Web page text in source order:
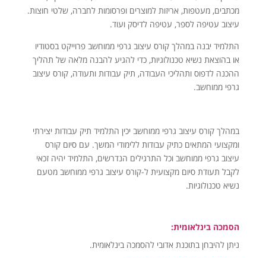
מכתבים, מעטפות, אריזות למוצרים ופרסומות לחברה, שלטי חוצות.
עיצוב עטיפה לספר, עטיפה לדיסק ועוד.
התלמיד יבנה במהלך קורס עיצוב גרפי ממוחשב פרוייקט בסטודיו
או בהוצאת נשיא טכנולוגיות, כדי להגיע להבנה מלאה של תהליך
ההכנה לדפוס ותהליכי העבודה, תיק עבודות ותעודה, קורס עיצוב
גרפי ממוחשב.
במהלך קורס עיצוב גרפי ממוחשב יכין התלמיד תיק עבודות יצירתי
ומקצועי המתאים כתיק עבודות ללימודי המשך. עם סיום קורס
עיצוב גרפי ממוחשב וכל התרגילים הנדרשים, התלמיד יהיה זכאי
לקבל תעודת סיום מקצועית ל-קורס עיצוב גרפי ממוחשב מטעם
נשיא טכנולוגיות.
הסמכה בינלאומית:
ניתן להיבחן בתוכנת אדובי להסמכה בינלאומית.